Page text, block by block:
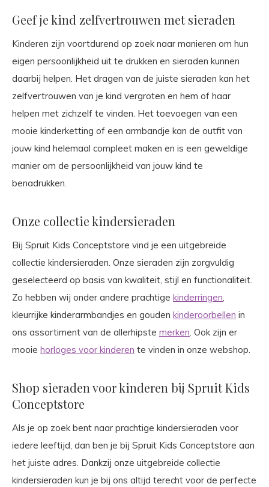
Geef je kind zelfvertrouwen met sieraden
Kinderen zijn voortdurend op zoek naar manieren om hun
eigen persoonlijkheid uit te drukken en sieraden kunnen
daarbij helpen. Het dragen van de juiste sieraden kan het
zelfvertrouwen van je kind vergroten en hem of haar
helpen met zichzelf te vinden. Het toevoegen van een
mooie kinderketting of een armbandje kan de outfit van
jouw kind helemaal compleet maken en is een geweldige
manier om de persoonlijkheid van jouw kind te
benadrukken.
Onze collectie kindersieraden
Bij Spruit Kids Conceptstore vind je een uitgebreide
collectie kindersieraden. Onze sieraden zijn zorgvuldig
geselecteerd op basis van kwaliteit, stijl en functionaliteit.
Zo hebben wij onder andere prachtige kinderringen,
kleurrijke kinderarmbandjes en gouden kinderoorbellen in
ons assortiment van de allerhipste merken. Ook zijn er
mooie horloges voor kinderen te vinden in onze webshop.
Shop sieraden voor kinderen bij Spruit Kids
Conceptstore
Als je op zoek bent naar prachtige kindersieraden voor
iedere leeftijd, dan ben je bij Spruit Kids Conceptstore aan
het juiste adres. Dankzij onze uitgebreide collectie
kindersieraden kun je bij ons altijd terecht voor de perfecte